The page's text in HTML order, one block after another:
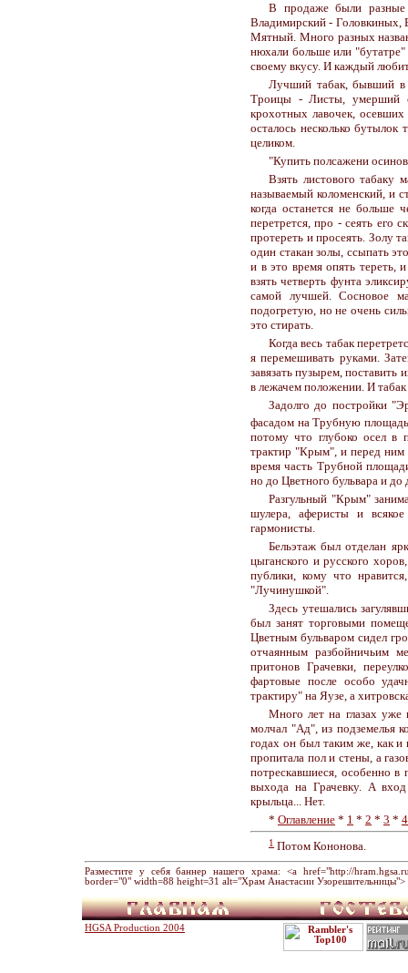
В продаже были разные
Владимирский - Головкиных,
Мятный. Много разных
нюхали больше или
своему вкусу. И каждый
Лучший табак, бывший в
Троицы - Листы, умерший
крохотных лавочек,
осталось несколько бутылок
целиком.
"Купить полсажени
Взять листового табаку
называемый коломенский, и
когда останется не больше
перетрется, про - сеять его
протереть и просеять. Золу
один стакан золы, ссыпать
и в это время опять тереть,
взять четверть фунта
самой лучшей. Сосновое
подогретую, но не очень
это стирать.
Когда весь табак
я перемешивать руками.
завязать пузырем, поставить
в лежачем положении. И табак
Задолго до постройки
фасадом на Трубную
потому что глубоко осел в
трактир "Крым", и перед ним
время часть Трубной
но до Цветного бульвара и
Разгульный "Крым"
шулера, аферисты и
гармонисты.
Бельэтаж был отделан
цыганского и русского
публики, кому что
"Лучинушкой".
Здесь утешались
был занят торговыми
Цветным бульваром сидел
отчаянным разбойничьим
притонов Грачевки,
фартовые после особо
трактиру" на Яузе, а
Много лет на глазах
молчал "Ад", из подземелья
годах он был таким же, как и
пропитала пол и стены, а
потрескавшиеся, особенно в
выхода на Грачевку. А
крыльца... Нет.
* Оглавление * 1 * 2 * 3 * 4
1 Потом Кононова.
Разместите у себя баннер нашего храма: <a href="http://
border="0" width=88 height=31 alt="Храм Анастасии Узорешительницы">
HGSA Production 2004